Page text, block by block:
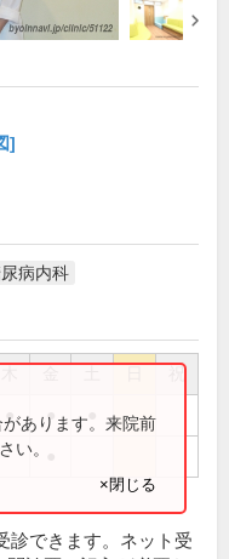
]
病内科
祝
● ●
あります。来院前
い。
×閉じる
診できます。ネット受